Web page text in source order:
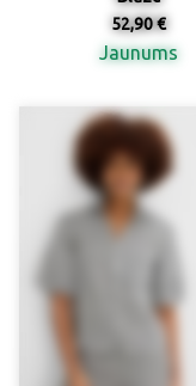
52,90 €
Jaunums